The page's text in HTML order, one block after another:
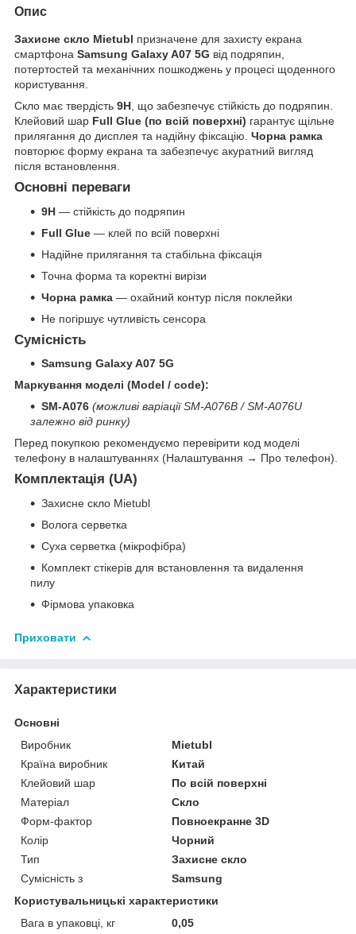
Опис
Захисне скло Mietubl призначене для захисту екрана
смартфона Samsung Galaxy A07 5G від подряпин,
потертостей та механічних пошкоджень у процесі щоденного
користування.
Скло має твердість 9H , що забезпечує стійкість до подряпин.
Клейовий шар Full Glue (по всій поверхні) гарантує щільне
прилягання до дисплея та надійну фіксацію. Чорна рамка
повторює форму екрана та забезпечує акуратний вигляд
після встановлення.
Основні переваги
9H — стійкість до подряпин
Full Glue — клей по всій поверхні
Надійне прилягання та стабільна фіксація
Точна форма та коректні вирізи
Чорна рамка — охайний контур після поклейки
Не погіршує чутливість сенсора
Сумісність
Samsung Galaxy A07 5G
Маркування моделі (Model / code):
SM-A076 (можливі варіації SM-A076B / SM-A076U
залежно від ринку)
Перед покупкою рекомендуємо перевірити код моделі
телефону в налаштуваннях (Налаштування → Про телефон).
Комплектація (UA)
Захисне скло Mietubl
Волога серветка
Суха серветка (мікрофібра)
Комплект стікерів для встановлення та видалення
пилу
Фірмова упаковка
Приховати
Характеристики
Основні
Виробник
Mietubl
Країна виробник
Китай
Клейовий шар
По всій поверхні
Матеріал
Скло
Форм-фактор
Повноекранне 3D
Колір
Чорний
Тип
Захисне скло
Сумісність з
Samsung
Користувальницькі характеристики
Вага в упаковці, кг
0,05